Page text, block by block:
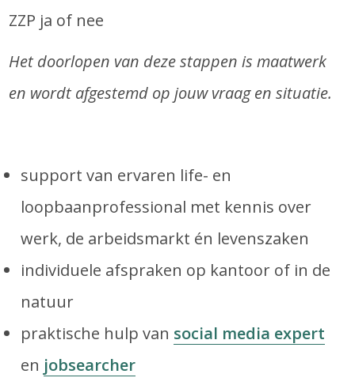
ZZP ja of nee
Het doorlopen van deze stappen is maatwerk
en wordt afgestemd op jouw vraag en situatie.
support van ervaren life- en
loopbaanprofessional met kennis over
werk, de arbeidsmarkt én levenszaken
individuele afspraken op kantoor of in de
natuur
praktische hulp van social media expert
en jobsearcher